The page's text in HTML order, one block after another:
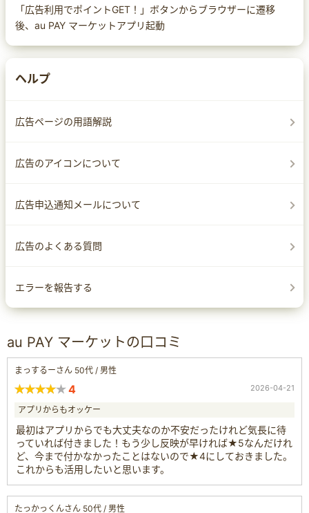
「広告利用でポイントGET！」ボタンからブラウザーに遷移
後、au PAY マーケットアプリ起動
ヘルプ
広告ページの用語解説
広告のアイコンについて
広告申込通知メールについて
広告のよくある質問
エラーを報告する
au PAY マーケットの口コミ
まっするーさん 50代 / 男性
4 2026-04-21
アプリからもオッケー
最初はアプリからでも大丈夫なのか不安だったけれど気長に待
っていれば付きました！もう少し反映が早ければ★5なんだけれ
ど、今まで付かなかったことはないので★4にしておきました。
これからも活用したいと思います。
たっかっくんさん 50代 / 男性